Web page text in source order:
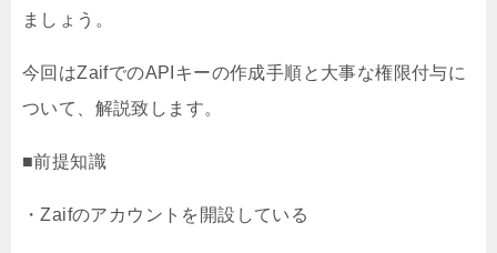
ましょう。
今回はZaifでのAPIキーの作成手順と大事な権限付与に
ついて、解説致します。
■前提知識
・Zaifのアカウントを開設している